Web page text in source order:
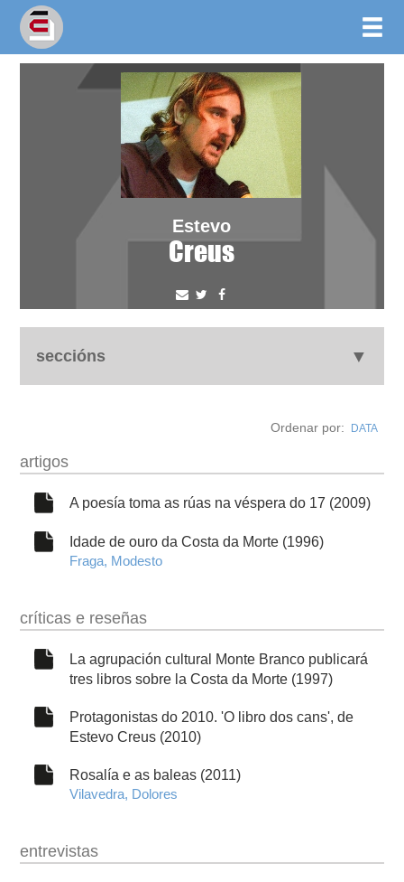
Estevo
Creus
seccións
obra
fototeca
videoteca
outros docs
Ordenar por: DATA
artigos
A poesía toma as rúas na véspera do 17 (2009)
Idade de ouro da Costa da Morte (1996)
Fraga, Modesto
críticas e reseñas
La agrupación cultural Monte Branco publicará
tres libros sobre la Costa da Morte (1997)
Protagonistas do 2010. 'O libro dos cans', de
Estevo Creus (2010)
Rosalía e as baleas (2011)
Vilavedra, Dolores
entrevistas